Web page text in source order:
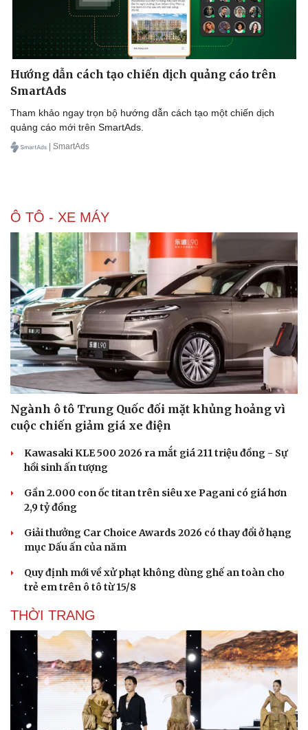
Sức khỏe
Dinh dưỡng - món ngon
Cây thuốc
Sản phụ khoa
Nhi khoa
Đời sống
Nhà đẹp
Blog
Tình yêu - Gia đình
Hướng dẫn cách tạo chiến dịch quảng cáo trên
SmartAds
Tham khảo ngay trọn bộ hướng dẫn cách tạo một chiến dịch
quảng cáo mới trên SmartAds.
| SmartAds
Ô TÔ - XE MÁY
Ngành ô tô Trung Quốc đối mặt khủng hoảng vì
cuộc chiến giảm giá xe điện
Kawasaki KLE 500 2026 ra mắt giá 211 triệu đồng - Sự
hồi sinh ấn tượng
Gần 2.000 con ốc titan trên siêu xe Pagani có giá hơn
2,9 tỷ đồng
Giải thưởng Car Choice Awards 2026 có thay đổi ở hạng
mục Dấu ấn của năm
Quy định mới về xử phạt không dùng ghế an toàn cho
trẻ em trên ô tô từ 15/8
THỜI TRANG